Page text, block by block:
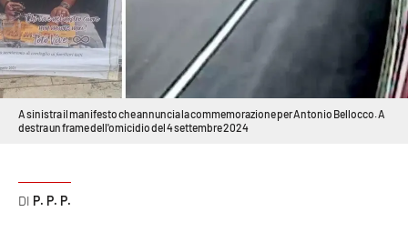
Sanità
Sport
Cultura
Meteo
A sinistra il manifesto che annuncia la commemorazione per Antonio Bellocco. A
destra un frame dell'omicidio del 4 settembre 2024
P. P. P.